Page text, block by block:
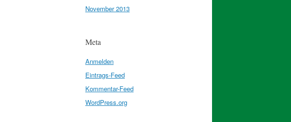
November 2013
Meta
Anmelden
Eintrags-Feed
Kommentar-Feed
WordPress.org